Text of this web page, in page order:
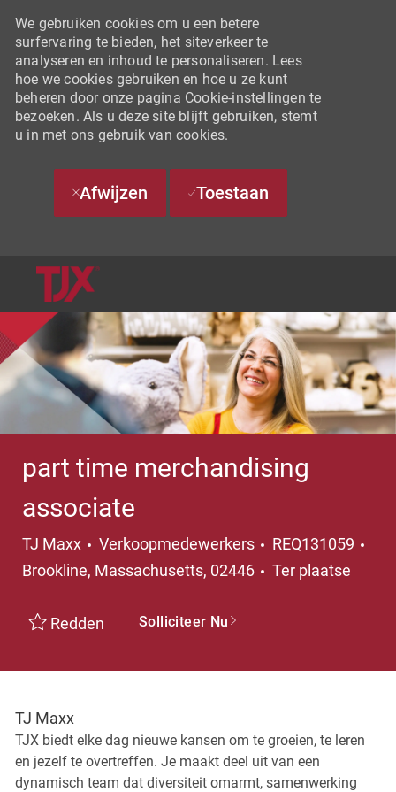
We gebruiken cookies om u een betere
surfervaring te bieden, het siteverkeer te
analyseren en inhoud te personaliseren. Lees
hoe we cookies gebruiken en hoe u ze kunt
beheren door onze pagina Cookie-instellingen te
bezoeken. Als u deze site blijft gebruiken, stemt
u in met ons gebruik van cookies.
Afwijzen Toestaan
part time merchandising
associate
TJ Maxx Categorie
Verkoopmedewerkers REQ131059
Brookline, Massachusetts, 02446
Ter plaatse
Redden Solliciteer Nu
TJ Maxx
TJX biedt elke dag nieuwe kansen om te groeien, te leren
en jezelf te overtreffen. Je maakt deel uit van een
dynamisch team dat diversiteit omarmt, samenwerking